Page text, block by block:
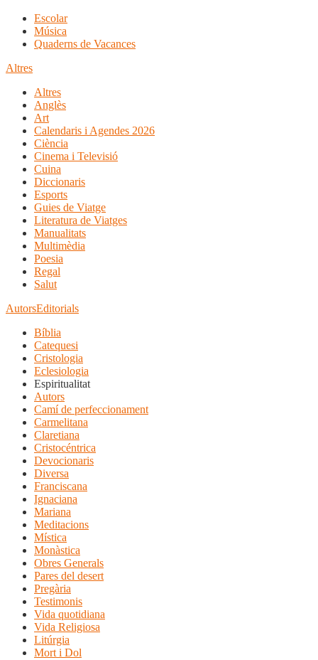
Escolar
Música
Quaderns de Vacances
Altres
Altres
Anglès
Art
Calendaris i Agendes 2026
Ciència
Cinema i Televisió
Cuina
Diccionaris
Esports
Guies de Viatge
Literatura de Viatges
Manualitats
Multimèdia
Poesia
Regal
Salut
AutorsEditorials
Bíblia
Catequesi
Cristologia
Eclesiologia
Espiritualitat
Autors
Camí de perfeccionament
Carmelitana
Claretiana
Cristocéntrica
Devocionaris
Diversa
Franciscana
Ignaciana
Mariana
Meditacions
Mística
Monàstica
Obres Generals
Pares del desert
Pregària
Testimonis
Vida quotidiana
Vida Religiosa
Litúrgia
Mort i Dol